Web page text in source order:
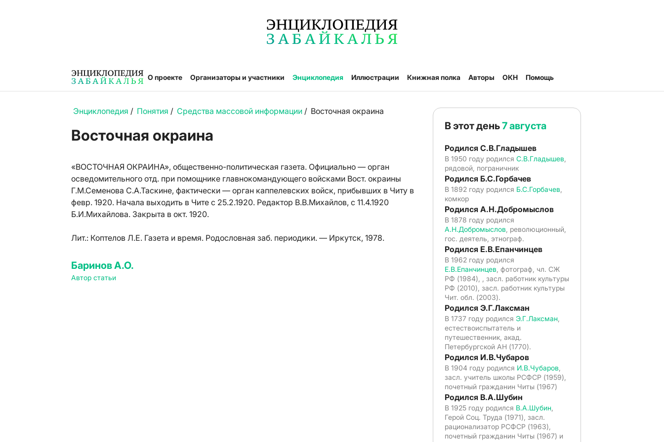
О проекте Организаторы и участники Энциклопедия Иллюстрации Книжная полка Авторы ОКН Помощь
Энциклопедия / Понятия / Средства массовой информации / Восточная окраина
Восточная окраина
«ВОСТОЧНАЯ ОКРАИНА», общественно-политическая газета. Официально — орган
осведомительного отд. при помощнике главнокомандующего войсками Вост. окраины
Г.М.Семенова С.А.Таскине, фактически — орган каппелевских войск, прибывших в Читу в
февр. 1920. Начала выходить в Чите с 25.2.1920. Редактор В.В.Михайлов, с 11.4.1920
Б.И.Михайлова. Закрыта в окт. 1920.
Лит.: Коптелов Л.Е. Газета и время. Родословная заб. периодики. — Иркутск, 1978.
Баринов А.О.
Автор статьи
В этот день7 августа
Родился С.В.Гладышев
В 1950 году родился С.В.Гладышев
рядовой, пограничник
Родился Б.С.Горбачев
В 1892 году родился Б.С.Горбачев
комкор
Родился А.Н.Добромыслов
В 1878 году родился
А.Н.Добромыслов , революционный,
гос. деятель, этнограф.
Родился Е.В.Епанчинцев
В 1962 году родился
Е.В.Епанчинцев , фотограф, чл. СЖ
РФ (1984), , засл. работник культуры
РФ (2010), засл. работник культуры
Чит. обл. (2003).
Родился Э.Г.Лаксман
В 1737 году родился Э.Г.Лаксман
естествоиспытатель и
путешественник, акад.
Петербургской АН (1770).
Родился И.В.Чубаров
В 1904 году родился И.В.Чубаров
засл. учитель школы РСФСР (1959),
почетный гражданин Читы (1967)
Родился В.А.Шубин
В 1925 году родился В.А.Шубин
Герой Соц. Труда (1971), засл.
рационализатор РСФСР (1963),
почетный гражданин Читы (1967) и